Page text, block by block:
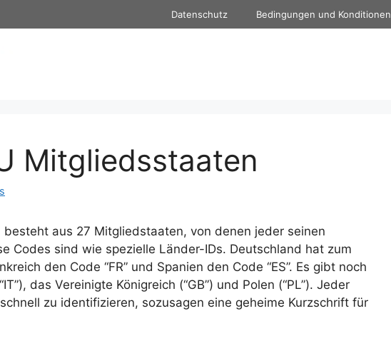
Datenschutz Bedingungen und Konditionen
Mitgliedsstaaten
besteht aus 27 Mitgliedstaaten, von denen jeder seinen
Codes sind wie spezielle Länder-IDs. Deutschland hat zum
den Code “FR” und Spanien den Code “ES”. Es gibt noch
das Vereinigte Königreich (“GB”) und Polen (“PL”). Jeder
zu identifizieren, sozusagen eine geheime Kurzschrift für